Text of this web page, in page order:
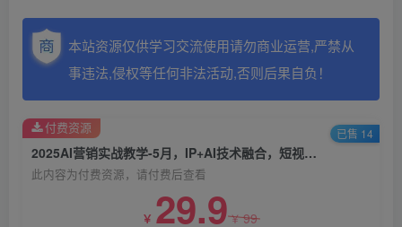
本站资源仅供学习交流使用请勿商业运营,严禁从
事违法,侵权等任何非法活动,否则后果自负！
2025AI营销实战教学-5月，IP+AI技术融合，短视频矩阵精准获客
此内容为付费资源，请付费后查看
￥ 29.9￥99
付费资源 已售 14